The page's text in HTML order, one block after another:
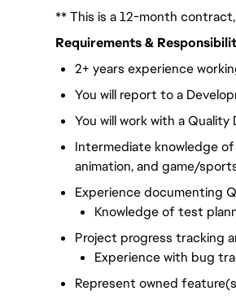
** This is a 12-month
Requirements &
2+ years experience
You will report to a
You will work with a
Intermediate knowledge
animation, and game/
Experience documenting
Knowledge of test
Project progress tracking
Experience with bug
Represent owned